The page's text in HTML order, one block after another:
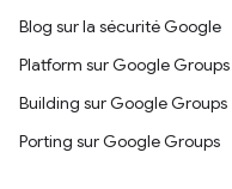
Blog sur la sécurité Google
Platform sur Google Groups
Building sur Google Groups
Porting sur Google Groups